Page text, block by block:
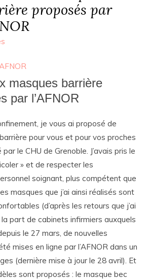
proposés par
masques barrière
par l’AFNOR
je vous ai proposé de
pour vous et pour vos proches
le CHU de Grenoble. J’avais pris le
» et de respecter les
soignant, plus compétent que
masques que j’ai ainsi réalisés sont
(d’après les retours que j’ai
part de cabinets infirmiers auxquels
le 27 mars, de nouvelles
mises en ligne par l’AFNOR dans un
(dernière mise à jour le 28 avril). Et
sont proposés : le masque bec